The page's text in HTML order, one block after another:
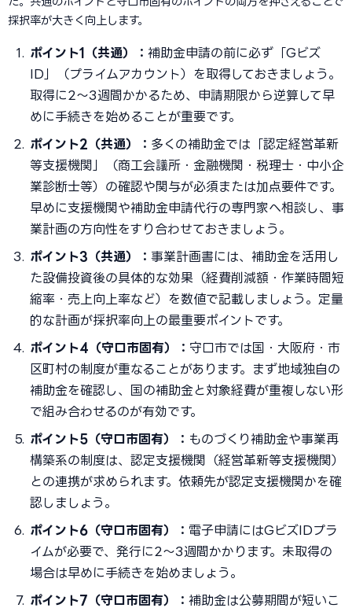
採択率が大きく向上します。
ポイント1（共通）： 補助金申請の前に必ず「Gビズ
ID」（プライムアカウント）を取得しておきましょう。
取得に2〜3週間かかるため、申請期限から逆算して早
めに手続きを始めることが重要です。
ポイント2（共通）： 多くの補助金では「認定経営革新
等支援機関」（商工会議所・金融機関・税理士・中小企
業診断士等）の確認や関与が必須または加点要件です。
早めに支援機関や補助金申請代行の専門家へ相談し、事
業計画の方向性をすり合わせておきましょう。
ポイント3（共通）： 事業計画書には、補助金を活用し
た設備投資後の具体的な効果（経費削減額・作業時間短
縮率・売上向上率など）を数値で記載しましょう。定量
的な計画が採択率向上の最重要ポイントです。
ポイント4（守口市固有）： 守口市では国・大阪府・市
区町村の制度が重なることがあります。まず地域独自の
補助金を確認し、国の補助金と対象経費が重複しない形
で組み合わせるのが有効です。
ポイント5（守口市固有）： ものづくり補助金や事業再
構築系の制度は、認定支援機関（経営革新等支援機関）
との連携が求められます。依頼先が認定支援機関かを確
認しましょう。
ポイント6（守口市固有）： 電子申請にはGビズIDプラ
イムが必要で、発行に2〜3週間かかります。未取得の
場合は早めに手続きを始めましょう。
ポイント7（守口市固有）： 補助金は公募期間が短いこ